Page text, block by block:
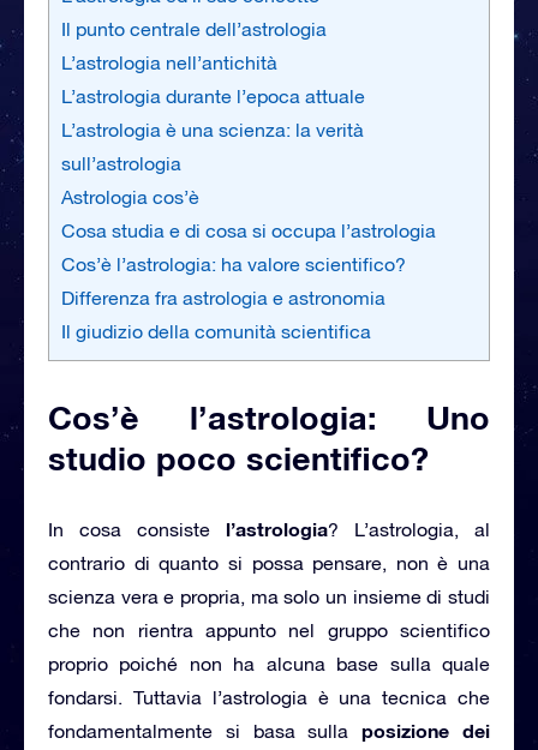
Il punto centrale dell’astrologia
L’astrologia nell’antichità
L’astrologia durante l’epoca attuale
L’astrologia è una scienza: la verità
sull’astrologia
Astrologia cos’è
Cosa studia e di cosa si occupa l’astrologia
Cos’è l’astrologia: ha valore scientifico?
Differenza fra astrologia e astronomia
Il giudizio della comunità scientifica
Cos’è l’astrologia: Uno
studio poco scientifico?
In cosa consiste l’astrologia?
L’astrologia, al
contrario di quanto si possa pensare, non è una
scienza vera e propria, ma solo un insieme di studi
che non rientra appunto nel gruppo scientifico
proprio poiché non ha alcuna base sulla quale
fondarsi. Tuttavia l’astrologia è una tecnica che
fondamentalmente si basa sullaposizione dei